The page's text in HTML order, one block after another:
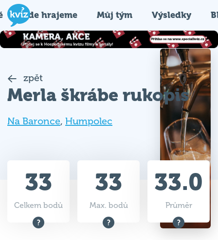
Kde hrajeme Můj tým Výsledky
zpět
Merla škrábe rukopis
Na Baronce, Humpolec
33
Celkem bodů
33
Max. bodů
33.0
Průměr